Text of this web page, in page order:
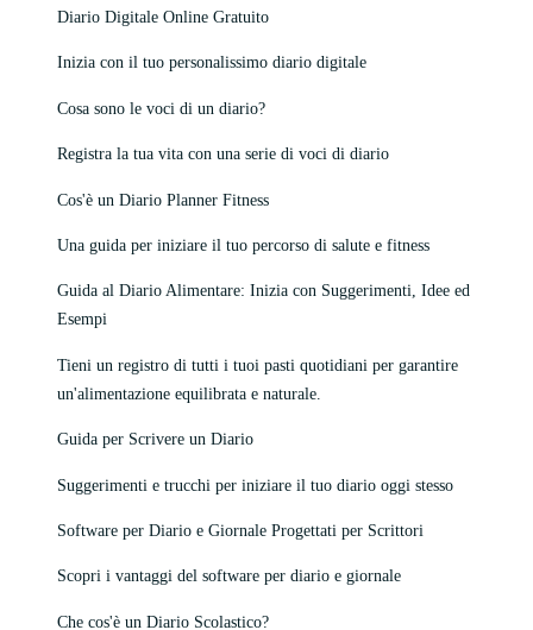
Diario Digitale Online Gratuito
Inizia con il tuo personalissimo diario digitale
Cosa sono le voci di un diario?
Registra la tua vita con una serie di voci di diario
Cos'è un Diario Planner Fitness
Una guida per iniziare il tuo percorso di salute e fitness
Guida al Diario Alimentare: Inizia con Suggerimenti, Idee ed
Esempi
Tieni un registro di tutti i tuoi pasti quotidiani per garantire
un'alimentazione equilibrata e naturale.
Guida per Scrivere un Diario
Suggerimenti e trucchi per iniziare il tuo diario oggi stesso
Software per Diario e Giornale Progettati per Scrittori
Scopri i vantaggi del software per diario e giornale
Che cos'è un Diario Scolastico?